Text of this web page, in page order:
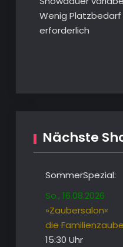
Wenig Platzbedarf
erforderlich
Nächste
SommerSpezial:
So., 16.08.2026
»Zaubersalon«
die
15:30 Uhr